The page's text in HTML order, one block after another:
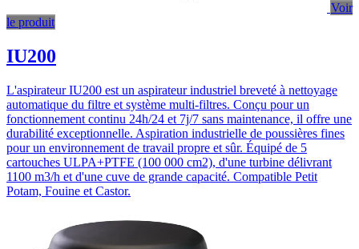
Voir
le produit
IU200
L'aspirateur IU200 est un aspirateur industriel breveté à nettoyage
automatique du filtre et système multi-filtres. Conçu pour un
fonctionnement continu 24h/24 et 7j/7 sans maintenance, il offre une
durabilité exceptionnelle. Aspiration industrielle de poussières fines
pour un environnement de travail propre et sûr. Équipé de 5
cartouches ULPA+PTFE (100 000 cm2), d'une turbine délivrant
1100 m3/h et d'une cuve de grande capacité. Compatible Petit
Potam, Fouine et Castor.